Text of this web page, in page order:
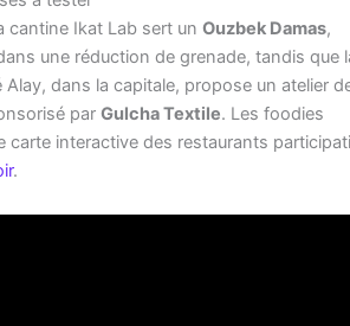
cantine Ikat Lab sert un Ouzbek Damas,
une réduction de grenade, tandis que
Alay, dans la capitale, propose un atelier
par Gulcha Textile. Les foodies
carte interactive des restaurants
.